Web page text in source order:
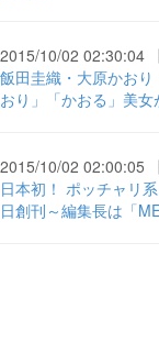
2015/10/02 02:30:04
飯田圭織・大原かお
おり」「かおる」美
2015/10/02 02:00:05
日本初！ ポッチャリ
日創刊～編集長は「